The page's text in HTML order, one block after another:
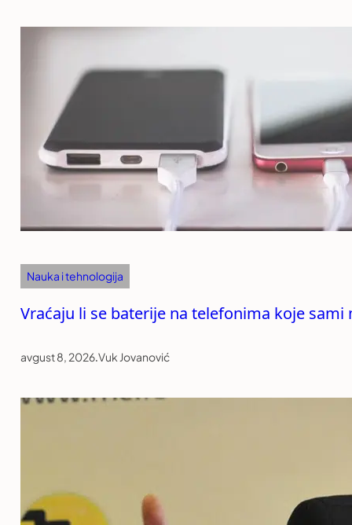
Nauka i tehnologija
Vraćaju li se baterije na telefonima koje sami
avgust 8, 2026.Vuk Jovanović